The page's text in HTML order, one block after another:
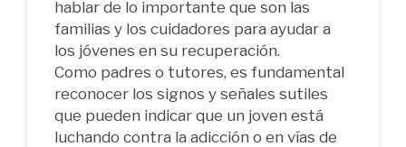
hablar de lo importante que son las
familias y los cuidadores para ayudar a
los jóvenes en su recuperación.
Como padres o tutores, es fundamental
reconocer los signos y señales sutiles
que pueden indicar que un joven está
luchando contra la adicción o en vías de